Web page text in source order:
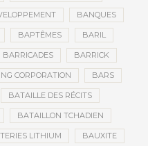
BANQUES
BAPTÊMES BARIL
BARRICADES BARRICK
CORPORATION BARS
BATAILLE DES RÉCITS
BATAILLON TCHADIEN
LITHIUM BAUXITE